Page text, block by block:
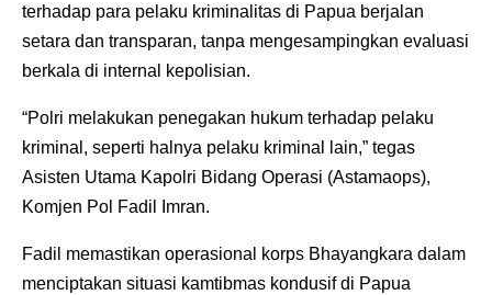
terhadap para pelaku kriminalitas di Papua berjalan
setara dan transparan, tanpa mengesampingkan evaluasi
berkala di internal kepolisian.
“Polri melakukan penegakan hukum terhadap pelaku
kriminal, seperti halnya pelaku kriminal lain,” tegas
Asisten Utama Kapolri Bidang Operasi (Astamaops),
Komjen Pol Fadil Imran.
Fadil memastikan operasional korps Bhayangkara dalam
menciptakan situasi kamtibmas kondusif di Papua